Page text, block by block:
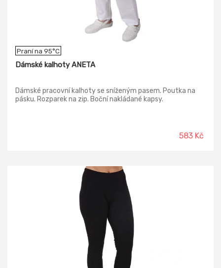
Praní na 95°C
Dámské kalhoty ANETA
Dámské pracovní kalhoty se sníženým pasem. Poutka na
pásku. Rozparek na zip. Boční nakládané kapsy.
583 Kč